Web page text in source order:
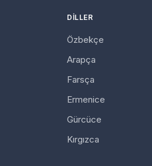
DILLER
Özbekçe
Arapça
Farsça
Ermenice
Gürcüce
Kırgızca